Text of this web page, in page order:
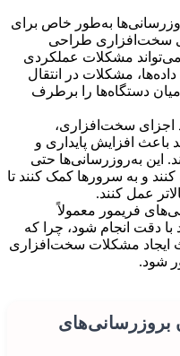
به‌طور خاص برای
سخت‌افزاری طراحی
مشکلات عملکردی
مشکلات در انتقال
دستگاه‌ها را برطرف
اجزای سخت‌افزاری،
باعث افزایش پایداری و
این به‌روزرسانی‌ها حتی
و به سرورها کمک کنند تا
عمل کنند.
فریمور معمولاً
با دقت انجام شود، چرا که
ایجاد مشکلات سخت‌افزاری
شود.
بروزرسانی‌های